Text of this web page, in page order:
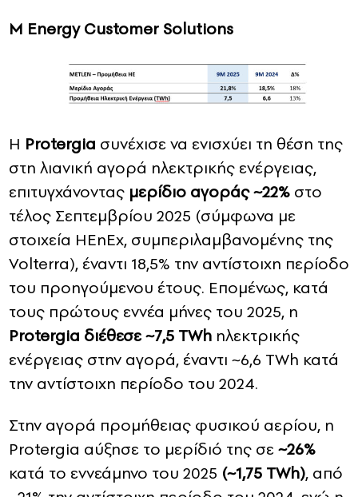
M Energy Customer Solutions
Η Protergia συνέχισε να ενισχύει τη θέση της
στη λιανική αγορά ηλεκτρικής ενέργειας,
επιτυγχάνοντας μερίδιο αγοράς~22% στο
τέλος Σεπτεμβρίου 2025 (σύμφωνα με
στοιχεία HEnEx, συμπεριλαμβανομένης της
Volterra), έναντι 18,5% την αντίστοιχη περίοδο
του προηγούμενου έτους. Επομένως, κατά
τους πρώτους εννέα μήνες του 2025, η
Protergia διέθεσε ~7,5 TWh ηλεκτρικής
ενέργειας στην αγορά, έναντι ~6,6 TWh κατά
την αντίστοιχη περίοδο του 2024.
Στην αγορά προμήθειας φυσικού αερίου, η
Protergia αύξησε το μερίδιό της σε~26%
κατά το εννεάμηνο του 2025 (~1,75 TWh), από